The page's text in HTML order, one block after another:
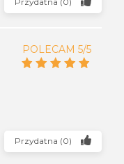
POLECAM 5/5
Przydatna (0)